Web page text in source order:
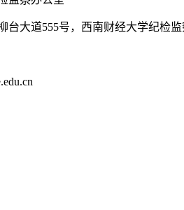
台大道555号，西南财经大学纪检